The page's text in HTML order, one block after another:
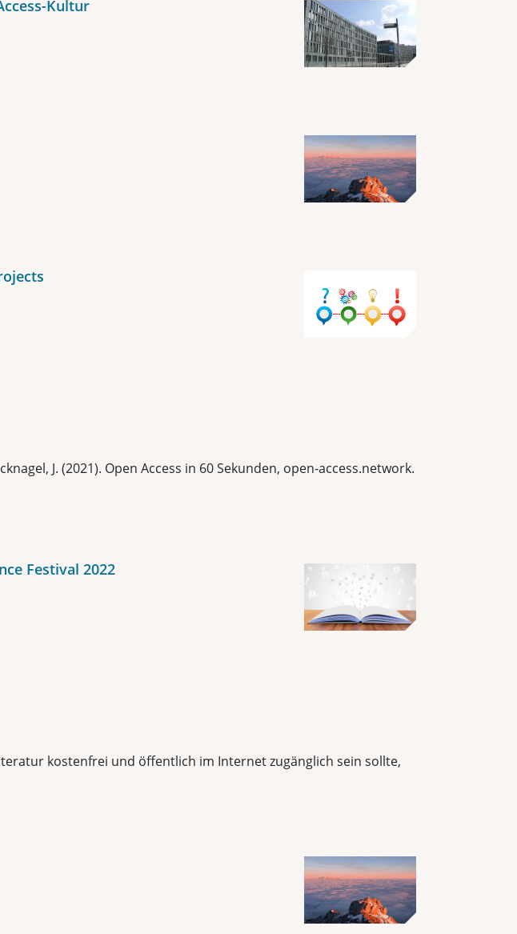
Kultur
J. (2021). Open Access in 60 Sekunden, open-access.network.
Festival 2022
kostenfrei und öffentlich im Internet zugänglich sein sollte,